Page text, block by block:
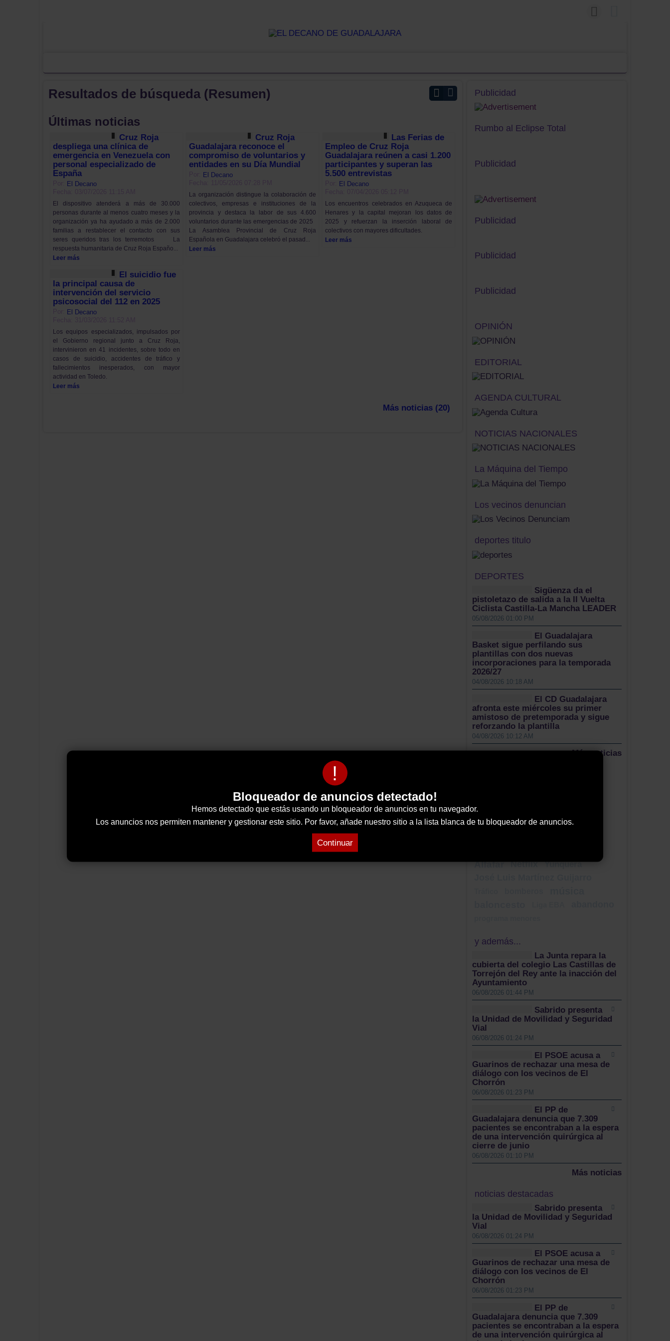
!
Bloqueador de anuncios detectado!
Hemos detectado que estás usando un bloqueador de anuncios en tu navegador.
Los anuncios nos permiten mantener y gestionar este sitio. Por favor, añade nuestro sitio a la lista blanca de tu bloqueador de anuncios.
Continuar
Resultados de búsqueda (Resumen)
Últimas noticias
Cruz Roja
despliega una clínica de
emergencia en Venezuela con
personal especializado de
España
El Decano
El dispositivo atenderá a más de 30.000
personas durante al menos cuatro meses y la
organización ya ha ayudado a más de 2.000
familias a restablecer el contacto con sus
seres queridos tras los terremotos La
respuesta humanitaria de Cruz Roja Españo...
Leer más
Cruz Roja
Guadalajara reconoce el
compromiso de voluntarios y
entidades en su Día Mundial
El Decano
La organización distingue la colaboración de
colectivos, empresas e instituciones de la
provincia y destaca la labor de sus 4.600
voluntarios durante las emergencias de 2025
La Asamblea Provincial de Cruz Roja
Española en Guadalajara celebró el pasad...
Leer más
Las Ferias de
Empleo de Cruz Roja
Guadalajara reúnen a casi 1.200
participantes y superan las
5.500 entrevistas
El Decano
Los encuentros celebrados en Azuqueca de
Henares y la capital mejoran los datos de
2025 y refuerzan la inserción laboral de
colectivos con mayores dificultades.
Leer más
El suicidio fue
la principal causa de
intervención del servicio
psicosocial del 112 en 2025
El Decano
Los equipos especializados, impulsados por
el Gobierno regional junto a Cruz Roja,
intervinieron en 41 incidentes, sobre todo en
casos de suicidio, accidentes de tráfico y
fallecimientos inesperados, con mayor
actividad en Toledo.
Leer más
Más noticias (20)
Publicidad
Rumbo al Eclipse Total
Publicidad
Publicidad
Publicidad
Publicidad
OPINIÓN
EDITORIAL
AGENDA CULTURAL
NOTICIAS NACIONALES
La Máquina del Tiempo
Los vecinos denuncian
deportes titulo
DEPORTES
Sigüenza da el
pistoletazo de salida a la II Vuelta
Ciclista Castilla-La Mancha LEADER
05/08/2026 01:00 PM
El Guadalajara
Basket sigue perfilando sus
plantillas con dos nuevas
incorporaciones para la temporada
2026/27
04/08/2026 10:18 AM
El CD Guadalajara
afronta este miércoles su primer
amistoso de pretemporada y sigue
reforzando la plantilla
04/08/2026 10:12 AM
Más noticias
Nube de Tags
Brihuega
ceis guadalajara
Alfafar Netflix Yunquera
y además...
La Junta repara la
cubierta del colegio Las Castillas de
Torrejón del Rey ante la inacción del
Ayuntamiento
06/08/2026 01:44 PM
Sabrido presenta
la Unidad de Movilidad y Seguridad
Vial
06/08/2026 01:24 PM
El PSOE acusa a
Guarinos de rechazar una mesa de
diálogo con los vecinos de El
Chorrón
06/08/2026 01:23 PM
El PP de
Guadalajara denuncia que 7.309
pacientes se encontraban a la espera
de una intervención quirúrgica al
cierre de junio
06/08/2026 01:10 PM
Más noticias
noticias destacadas
Sabrido presenta
la Unidad de Movilidad y Seguridad
Vial
06/08/2026 01:24 PM
El PSOE acusa a
Guarinos de rechazar una mesa de
diálogo con los vecinos de El
Chorrón
06/08/2026 01:23 PM
El PP de
Guadalajara denuncia que 7.309
pacientes se encontraban a la espera
de una intervención quirúrgica al